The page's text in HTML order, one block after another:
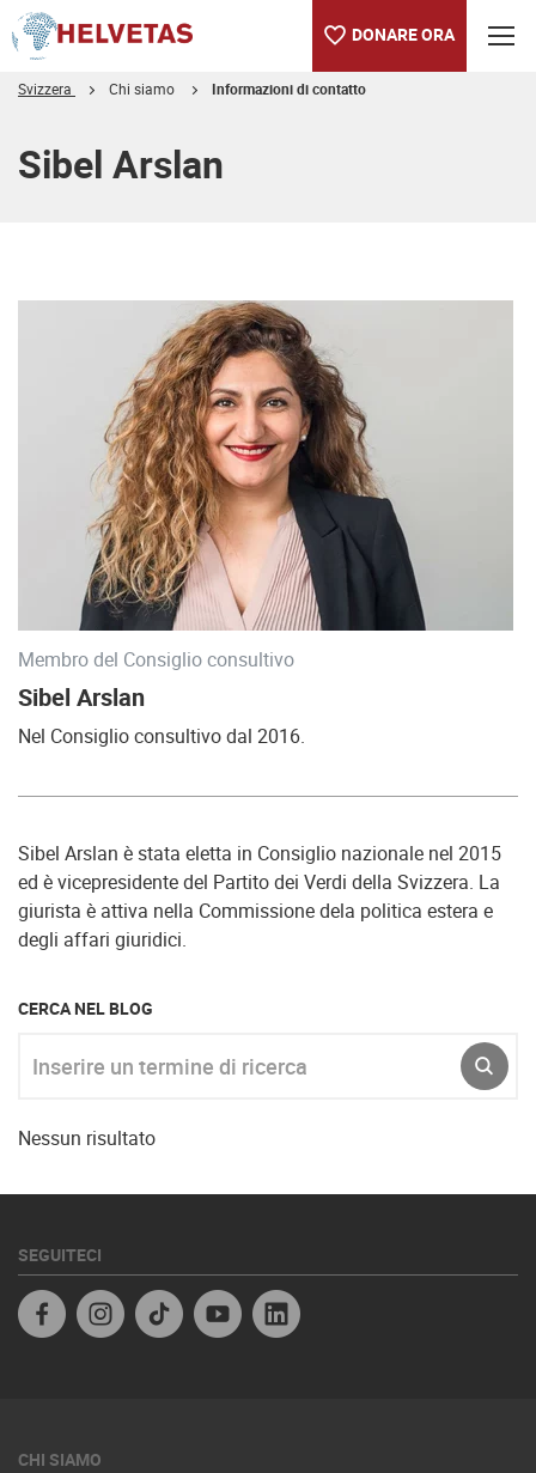
DONARE ORA
Svizzera Chi siamo Informazioni di contatto
Sibel Arslan
Membro del Consiglio consultivo
Sibel Arslan
Nel Consiglio consultivo dal 2016.
Sibel Arslan è stata eletta in Consiglio nazionale nel 2015
ed è vicepresidente del Partito dei Verdi della Svizzera. La
giurista è attiva nella Commissione dela politica estera e
degli affari giuridici.
CERCA NEL BLOG
INVIA
Nessun risultato
SEGUITECI
Facebook ITInstagramTikTok Youtube
CHI SIAMO